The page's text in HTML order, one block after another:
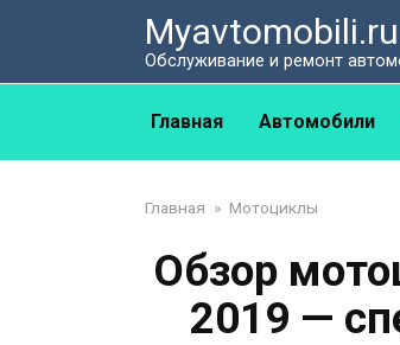
Обслуживание и ремонт
Главная Автомобили
Главная » Мотоциклы
Обзор
2019 —